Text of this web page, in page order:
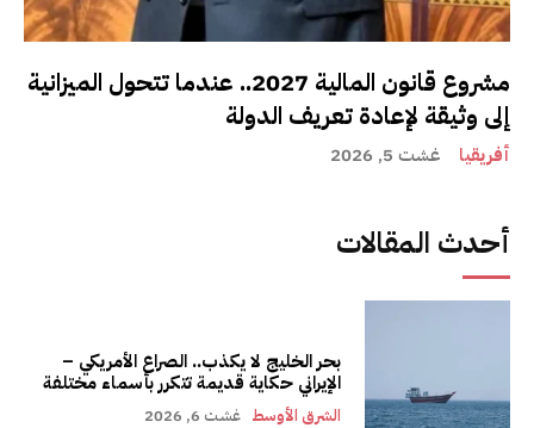
مشروع قانون المالية 2027.. عندما تتحول الميزانية
إلى وثيقة لإعادة تعريف الدولة
أفريقيا غشت 5, 2026
أحدث المقالات
بحر الخليج لا يكذب.. الصراع الأمريكي –
الإيراني حكاية قديمة تتكرر بأسماء مختلفة
الشرق الأوسط غشت 6, 2026